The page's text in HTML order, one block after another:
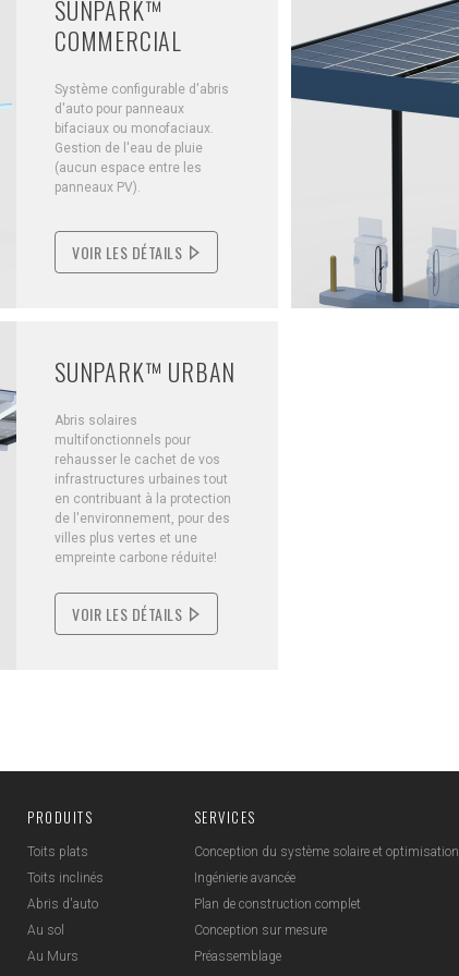
SUNPARK™
COMMERCIAL
Système configurable d'abris
d'auto pour panneaux
bifaciaux ou monofaciaux.
Gestion de l'eau de pluie
(aucun espace entre les
panneaux PV).
VOIR LES DÉTAILS
SUNPARK™ URBAN
Abris solaires
multifonctionnels pour
rehausser le cachet de vos
infrastructures urbaines tout
en contribuant à la protection
de l'environnement, pour des
villes plus vertes et une
empreinte carbone réduite!
VOIR LES DÉTAILS
PRODUITS
Toits plats
Toits inclinés
Abris d'auto
Au sol
Au Murs
SERVICES
Conception du système solaire et optimisation
Ingénierie avancée
Plan de construction complet
Conception sur mesure
Préassemblage